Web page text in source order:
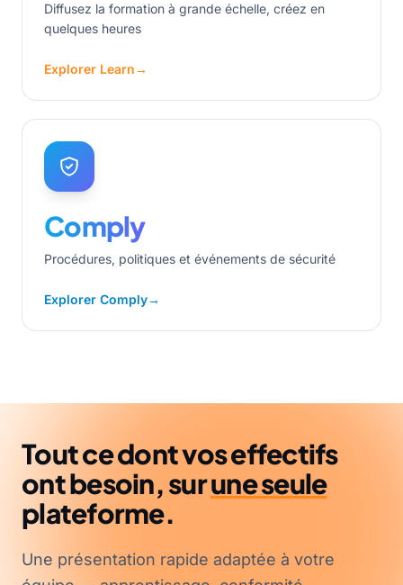
Diffusez la formation à grande échelle, créez en
quelques heures
Explorer Learn→
Comply
Procédures, politiques et événements de sécurité
Explorer Comply→
Tout ce dont vos effectifs
ont besoin, surune seule
plateforme.
Une présentation rapide adaptée à votre